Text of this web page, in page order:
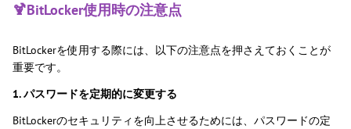
🍹BitLocker使用時の注意点
BitLockerを使用する際には、以下の注意点を押さえておくことが
重要です。
1. パスワードを定期的に変更する
BitLockerのセキュリティを向上させるためには、パスワードの定